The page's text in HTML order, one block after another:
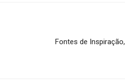
Fontes de